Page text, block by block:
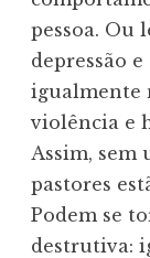
pessoa. Ou
depressão
igualmente
violência e
Assim, sem
pastores
Podem se
destrutiva: